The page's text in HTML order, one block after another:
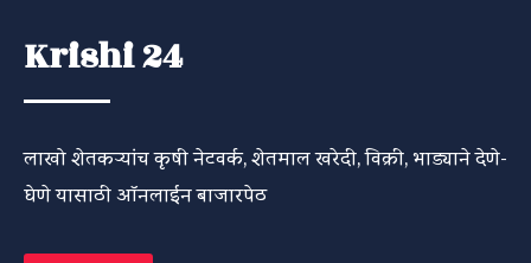
Krishi 24
लाखो शेतकऱ्यांच कृषी नेटवर्क, शेतमाल खरेदी, विक्री, भाड्याने देणे-
घेणे यासाठी ऑनलाईन बाजारपेठ